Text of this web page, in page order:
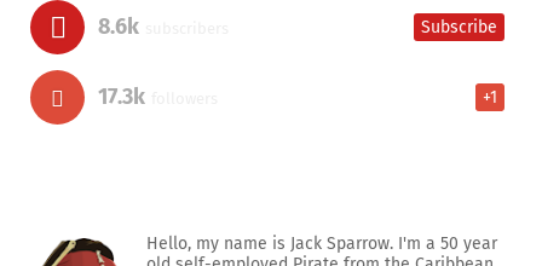
8.6k Subscribe
17.3k +1
Hello, my name is Jack Sparrow. I'm a 50 year